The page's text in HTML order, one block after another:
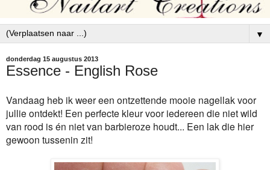
▼
donderdag 15 augustus 2013
Essence - English Rose
Vandaag heb ik weer een ontzettende mooie nagellak voor
jullie ontdekt! Een perfecte kleur voor iedereen die niet wild
van rood is én niet van barbieroze houdt... Een lak die hier
gewoon tussenin zit!